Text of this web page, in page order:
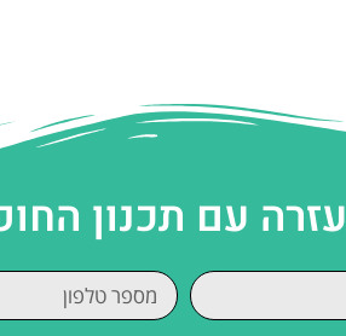
עזרה עם תכנון